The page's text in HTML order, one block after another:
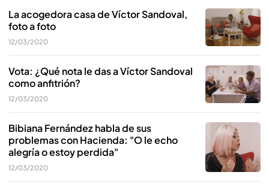
La acogedora casa de Víctor Sandoval,
foto a foto
12/03/2020
Vota: ¿Qué nota le das a Víctor Sandoval
como anfitrión?
12/03/2020
Bibiana Fernández habla de sus
problemas con Hacienda: "O le echo
alegría o estoy perdida"
12/03/2020